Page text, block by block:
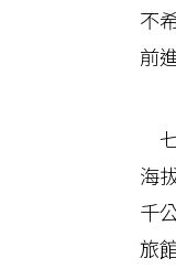
不
前
海
千
旅